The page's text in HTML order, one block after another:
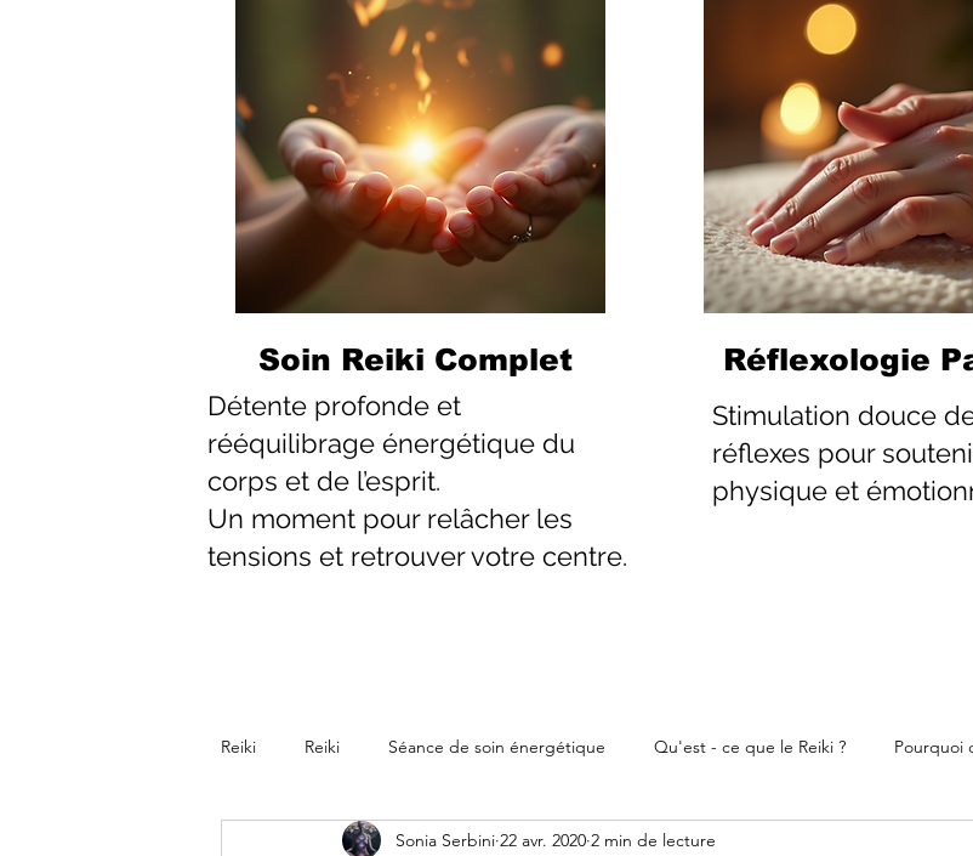
Détente profonde et
rééquilibrage énergétique du
corps et de l’esprit.
Un moment pour relâcher les
tensions et retrouver votre centre.
Soin Reiki Complet Réflexologie
Stimulation douce
réflexes pour
physique et
Reiki Reiki Séance de soin énergétique Qu'est - ce que le Reiki ? Pourquoi
La parenthèse Reiki Méditative
Sonia Serbini 22 avr. 2020 2 min de lecture